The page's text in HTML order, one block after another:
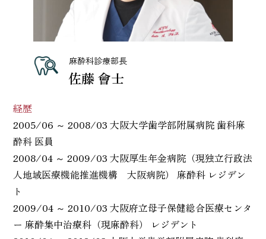
麻酔科診療部長
佐藤 會士
経歴
2005/06 ～ 2008/03 大阪大学歯学部附属病院 歯科麻
酔科 医員
2008/04 ～ 2009/03 大阪厚生年金病院（現独立行政法
人地域医療機能推進機構 大阪病院） 麻酔科 レジデン
ト
2009/04 ～ 2010/03 大阪府立母子保健総合医療センタ
ー 麻酔集中治療科（現麻酔科） レジデント